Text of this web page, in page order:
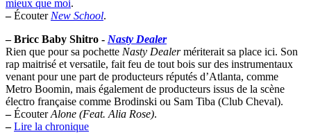
mieux que moi.
–Écouter New School.
– Bricc Baby Shitro - Nasty Dealer
Rien que pour sa pochette Nasty Dealermériterait sa place ici. Son
rap maitrisé et versatile, fait feu de tout bois sur des instrumentaux
venant pour une part de producteurs réputés d’Atlanta, comme
Metro Boomin, mais également de producteurs issus de la scène
électro française comme Brodinski ou Sam Tiba (Club Cheval).
–ÉcouterAlone (Feat. Alia Rose).
– Lire la chronique